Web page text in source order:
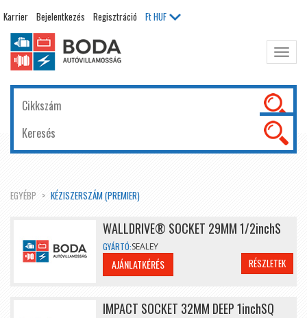
Karrier Bejelentkezés Regisztráció FtHUF
EGYÉBP KÉZISZERSZÁM (PREMIER)
WALLDRIVE® SOCKET 29MM 1/2inchS
GYÁRTÓ:SEALEY
AJÁNLATKÉRÉS RÉSZLETEK
IMPACT SOCKET 32MM DEEP 1inchSQ